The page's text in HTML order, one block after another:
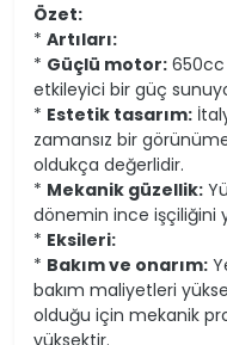
Özet:
* Artıları:
* Güçlü motor:
etkileyici bir güç
* Estetik tasarım:
zamansız bir
oldukça değerlidir.
* Mekanik güzellik:
dönemin ince işçiliğini
* Eksileri:
* Bakım ve onarım:
bakım maliyetleri
olduğu için mekanik
yüksektir.